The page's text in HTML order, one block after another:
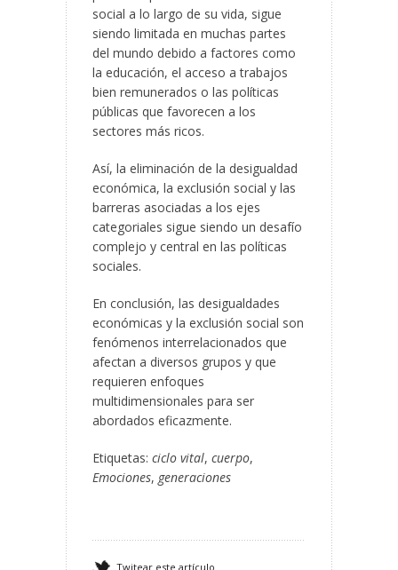
social a lo largo de su vida, sigue
siendo limitada en muchas partes
del mundo debido a factores como
la educación, el acceso a trabajos
bien remunerados o las políticas
públicas que favorecen a los
sectores más ricos.
Así, la eliminación de la desigualdad
económica, la exclusión social y las
barreras asociadas a los ejes
categoriales sigue siendo un desafío
complejo y central en las políticas
sociales.
En conclusión, las desigualdades
económicas y la exclusión social son
fenómenos interrelacionados que
afectan a diversos grupos y que
requieren enfoques
multidimensionales para ser
abordados eficazmente.
Etiquetas: ciclo vital, cuerpo,
Emociones, generaciones
Twitear este artículo